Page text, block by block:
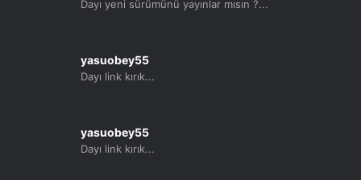
Dayı yeni sürümünü yayınlar mısın ?...
yasuobey55
Dayı link kırık...
yasuobey55
Dayı link kırık...